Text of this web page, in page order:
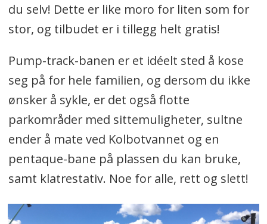
du selv! Dette er like moro for liten som for
stor, og tilbudet er i tillegg helt gratis!
Pump-track-banen er et idéelt sted å kose
seg på for hele familien, og dersom du ikke
ønsker å sykle, er det også flotte
parkområder med sittemuligheter, sultne
ender å mate ved Kolbotvannet og en
pentaque-bane på plassen du kan bruke,
samt klatrestativ. Noe for alle, rett og slett!